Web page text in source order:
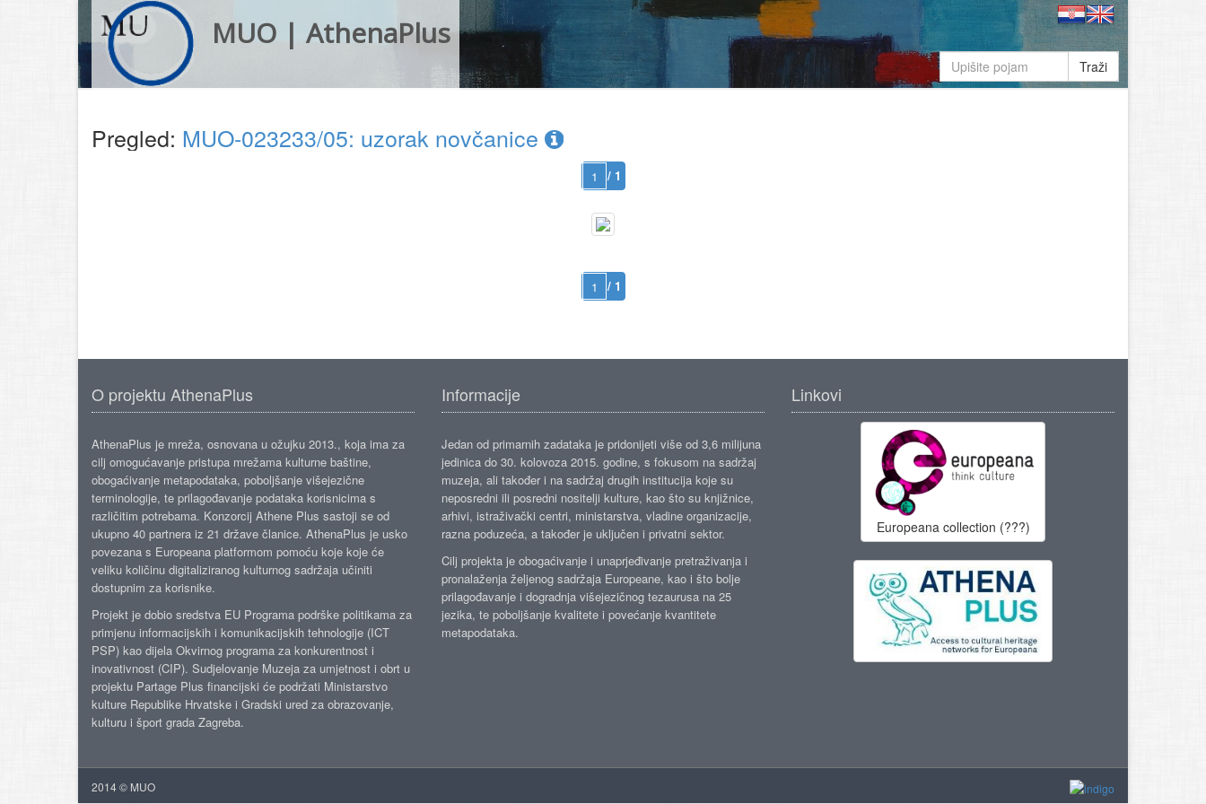
MUO | AthenaPlus
Traži
Pregled: MUO-023233/05: uzorak novčanice
/ 1
/ 1
O projektu AthenaPlus
AthenaPlus je mreža, osnovana u ožujku 2013., koja ima za
cilj omogućavanje pristupa mrežama kulturne baštine,
obogaćivanje metapodataka, poboljšanje višejezične
terminologije, te prilagođavanje podataka korisnicima s
različitim potrebama. Konzorcij Athene Plus sastoji se od
ukupno 40 partnera iz 21 države članice. AthenaPlus je usko
povezana s Europeana platformom pomoću koje koje će
veliku količinu digitaliziranog kulturnog sadržaja učiniti
dostupnim za korisnike.
Projekt je dobio sredstva EU Programa podrške politikama za
primjenu informacijskih i komunikacijskih tehnologije (ICT
PSP) kao dijela Okvirnog programa za konkurentnost i
inovativnost (CIP). Sudjelovanje Muzeja za umjetnost i obrt u
projektu Partage Plus financijski će podržati Ministarstvo
kulture Republike Hrvatske i Gradski ured za obrazovanje,
kulturu i šport grada Zagreba.
Informacije
Jedan od primarnih zadataka je pridonijeti više od 3,6 milijuna
jedinica do 30. kolovoza 2015. godine, s fokusom na sadržaj
muzeja, ali također i na sadržaj drugih institucija koje su
neposredni ili posredni nositelji kulture, kao što su knjižnice,
arhivi, istraživački centri, ministarstva, vladine organizacije,
razna poduzeća, a također je uključen i privatni sektor.
Cilj projekta je obogaćivanje i unaprjeđivanje pretraživanja i
pronalaženja željenog sadržaja Europeane, kao i što bolje
prilagođavanje i dogradnja višejezičnog tezaurusa na 25
jezika, te poboljšanje kvalitete i povećanje kvantitete
metapodataka.
Linkovi
Europeana collection (???)
2014 © MUO